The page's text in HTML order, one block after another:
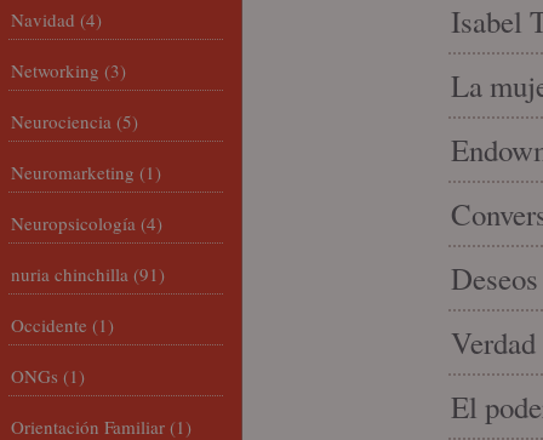
Isabel
La
El
Navidad (4)
Networking (3)
Neurociencia (5)
Neuromarketing (1)
Neuropsicología (4)
nuria chinchilla (91)
Occidente (1)
ONGs (1)
Orientación Familiar (1)